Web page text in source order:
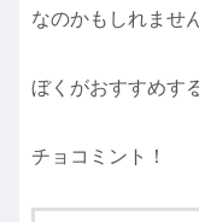
なのかもしれませ
ぼくがおすすめす
チョコミント！